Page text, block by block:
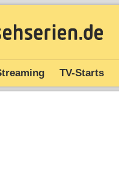
TV-Starts